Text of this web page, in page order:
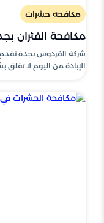
مكافحة حشرات
مكافحة الفئران بجدة
شركة الفردوس بجدة
الإبادة من اليوم لا